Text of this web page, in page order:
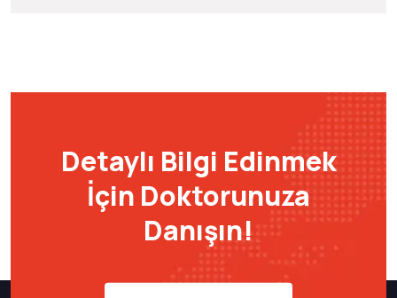
Detaylı Bilgi Edinmek
İçin Doktorunuza
Danışın!